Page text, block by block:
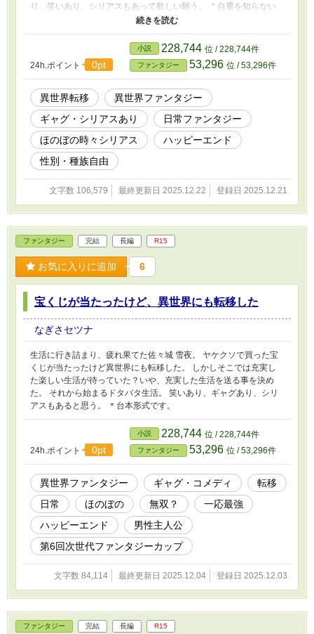
り、笑いあり、シリアスもあって欲しい願う。 ＂自重を知らない
異世界英雄たち＂ ＂異世界転生して宇宙(ソラ)へ＂ ＂異世界のんび
り生活？＂ ＂転生したら聖女だった＂ ＂薬剤師が異世界転生！＂
も絡んできます。 そちらの方もよろしくお願いします。
24h.ポイント 0pt
小説 228,744 位 / 228,744件
ファンタジー 53,296 位 / 53,296件
異世界転移
異世界ファンタジー
ギャグ・シリアスあり
日常ファンタジー
ほのぼの時々シリアス
ハッピーエンド
性別・種族自由
文字数 106,579 最終更新日 2025.12.22 登録日 2025.12.21
ファンタジー 完結 長編 R15
お気に入りに追加 6
宝くじが当たったけど、異世界にも転移した
なぎさセツナ
生活に行き詰まり、疲れ果てた佐々城 雪夜。 ヤケクソで買った宝
くじが当たったけど異世界にも転移した。 しかしそこでは充実し
た楽しい生活が待っていた？いや、充実した生活を送る事を決め
た。 それから始まるドタバタ生活。 笑いあり、ギャグあり、シリ
アスもあると思う。 ＊台本形式です。
24h.ポイント 0pt
小説 228,744 位 / 228,744件
ファンタジー 53,296 位 / 53,296件
異世界ファンタジー ギャグ・コメディ
転移
日常
ほのぼの 無双？
一応最強
ハッピーエンド
男性主人公
第6回次世代ファンタジーカップ
文字数 84,114 最終更新日 2025.12.04 登録日 2025.12.03
ファンタジー 完結 長編 R15